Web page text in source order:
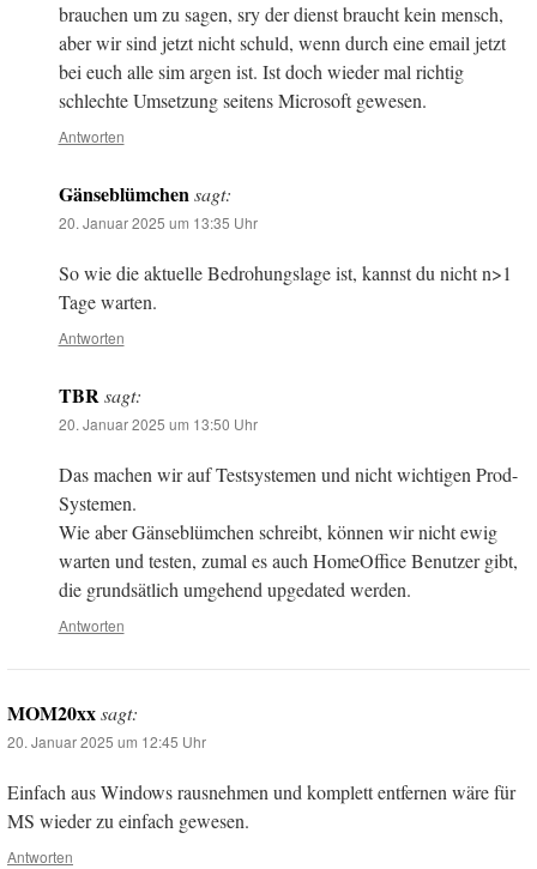
brauchen um zu sagen, sry der dienst braucht kein mensch,
aber wir sind jetzt nicht schuld, wenn durch eine email jetzt
bei euch alle sim argen ist. Ist doch wieder mal richtig
schlechte Umsetzung seitens Microsoft gewesen.
Antworten
Gänseblümchen sagt:
20. Januar 2025 um 13:35 Uhr
So wie die aktuelle Bedrohungslage ist, kannst du nicht n>1
Tage warten.
Antworten
TBR sagt:
20. Januar 2025 um 13:50 Uhr
Das machen wir auf Testsystemen und nicht wichtigen Prod-
Systemen.
Wie aber Gänseblümchen schreibt, können wir nicht ewig
warten und testen, zumal es auch HomeOffice Benutzer gibt,
die grundsätlich umgehend upgedated werden.
Antworten
MOM20xxsagt:
20. Januar 2025 um 12:45 Uhr
Einfach aus Windows rausnehmen und komplett entfernen wäre für
MS wieder zu einfach gewesen.
Antworten